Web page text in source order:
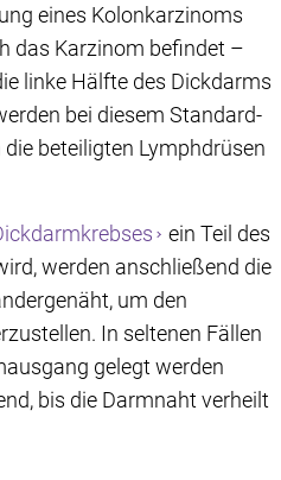
eines Kolonkarzinoms
das Karzinom befindet –
linke Hälfte des Dickdarms
bei diesem Standard-
beteiligten Lymphdrüsen
ein Teil des
werden anschließend die
um den
In seltenen Fällen
gelegt werden
bis die Darmnaht verheilt